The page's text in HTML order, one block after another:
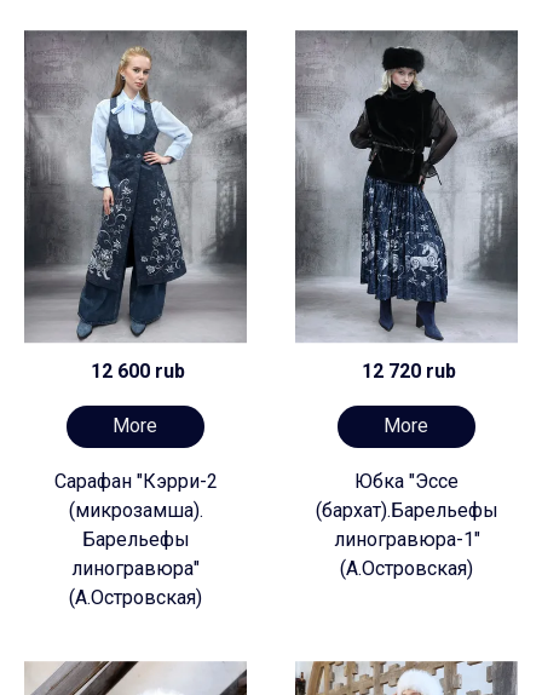
12 600 rub
More
Сарафан "Кэрри-2
(микрозамша).
Барельефы
линогравюра"
(А.Островская)
12 720 rub
More
Юбка "Эссе
(бархат).Барельефы
линогравюра-1"
(А.Островская)